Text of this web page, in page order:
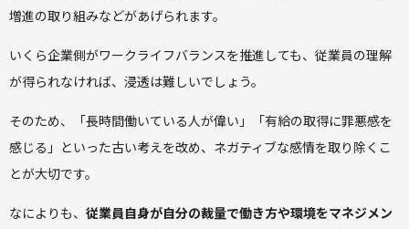
増進の取り組みなどがあげられます。
いくら企業側がワークライフバランスを推進しても、従業員の理解
が得られなければ、浸透は難しいでしょう。
そのため、「長時間働いている人が偉い」「有給の取得に罪悪感を
感じる」といった古い考えを改め、ネガティブな感情を取り除くこ
とが大切です。
なによりも、 従業員自身が自分の裁量で働き方や環境をマネジメン